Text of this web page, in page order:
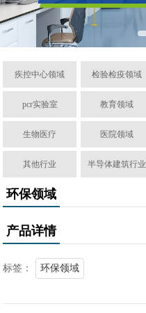
疾控中心领域 检验检疫领域
pcr实验室 教育领域
生物医疗 医院领域
其他行业 半导体建筑行业
环保领域
产品详情
标签： 环保领域